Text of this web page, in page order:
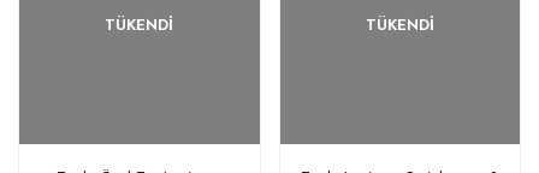
TÜKENDI TÜKENDI